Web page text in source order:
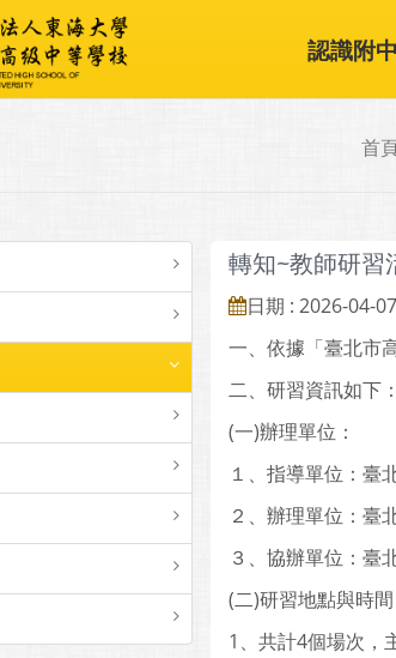
認識附
首
轉知~教師研習
日期 : 2026-04-07
一、依據「臺北市
二、研習資訊如下：
(一)辦理單位：
１、指導單位：臺
２、辦理單位：臺
３、協辦單位：臺
(二)研習地點與時間
1、共計4個場次，